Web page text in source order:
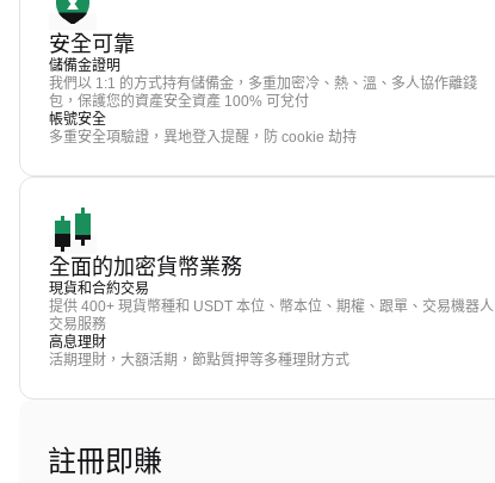
安全可靠
儲備金證明
我們以 1:1 的方式持有儲備金，多重加密冷、熱、溫、多人協作離錢
包，保護您的資產安全資產 100% 可兌付
帳號安全
多重安全項驗證，異地登入提醒，防 cookie 劫持
全面的加密貨幣業務
現貨和合約交易
提供 400+ 現貨幣種和 USDT 本位、幣本位、期權、跟單、交易機器人
交易服務
高息理財
活期理財，大額活期，節點質押等多種理財方式
註冊即賺